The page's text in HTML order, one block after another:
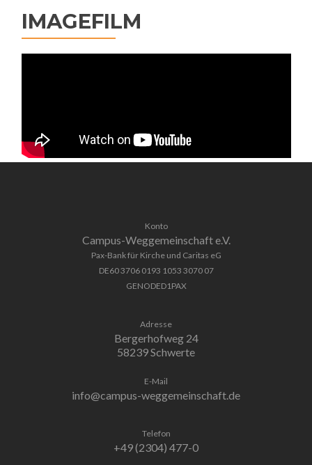
IMAGEFILM
Konto
Campus-Weggemeinschaft e.V.
Pax-Bank für Kirche und Caritas eG
DE60 3706 0193 1053 3070 07
GENODED1PAX
Adresse
Bergerhofweg 24
58239 Schwerte
E-Mail
info@campus-weggemeinschaft.de
Telefon
+49 (2304) 477-0